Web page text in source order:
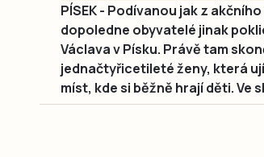
PÍSEK - Podívanou jak z
dopoledne obyvatelé jinak
Václava v Písku. Právě tam
jednačtyřicetileté ženy, která
míst, kde si běžně hrají děti. Ve